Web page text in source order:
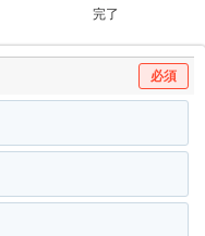
完了
必須